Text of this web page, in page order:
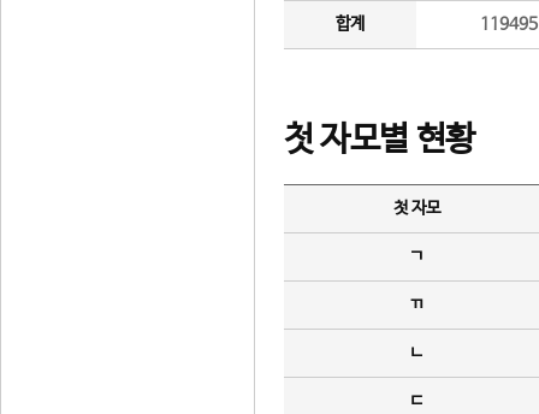
합계
첫 자모별 현황
첫 자모
ㄱ
ㄲ
ㄴ
ㄷ